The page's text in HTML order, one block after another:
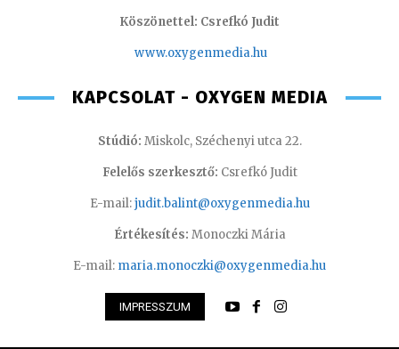
Köszönettel: Csrefkó Judit
www.oxygenmedia.hu
KAPCSOLAT - OXYGEN MEDIA
Stúdió: Miskolc, Széchenyi utca 22.
Felelős szerkesztő: Csrefkó Judit
E-mail:judit.balint@oxygenmedia.hu
Értékesítés: Monoczki Mária
E-mail: maria.monoczki@oxygenmedia.hu
IMPRESSZUM